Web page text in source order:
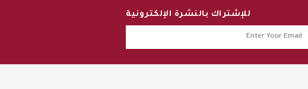
للإشتراك بالنشرة الإلكترونية